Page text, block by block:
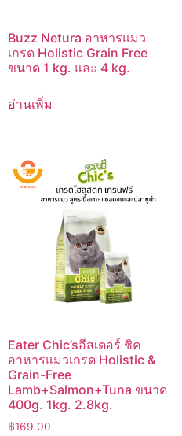
Buzz Netura อาหารแมว
เกรด Holistic Grain Free
ขนาด 1 kg. และ 4 kg.
อ่านเพิ่ม
Eater Chic’sอีสเตอร์ ชิค
อาหารแมวเกรด Holistic &
Grain-Free
Lamb+Salmon+Tuna ขนาด
400g. 1kg. 2.8kg.
฿169.00